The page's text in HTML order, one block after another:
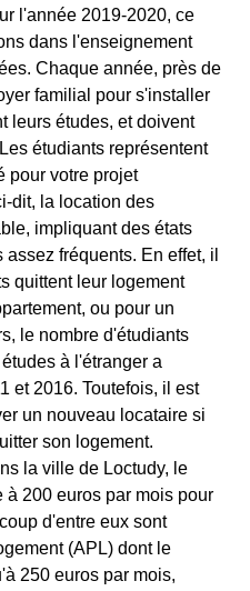
l'année 2019-2020, ce
dans l'enseignement
Chaque année, près de
familial pour s'installer
leurs études, et doivent
étudiants représentent
pour votre projet
dit, la location des
impliquant des états
fréquents. En effet, il
quittent leur logement
ou pour un
le nombre d'étudiants
à l'étranger a
et 2016. Toutefois, il est
un nouveau locataire si
son logement.
la ville de Loctudy, le
à 200 euros par mois pour
d'entre eux sont
(APL) dont le
250 euros par mois,